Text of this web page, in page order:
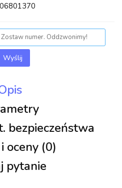
Wyślij
bezpieczeństwa
oceny (0)
pytanie